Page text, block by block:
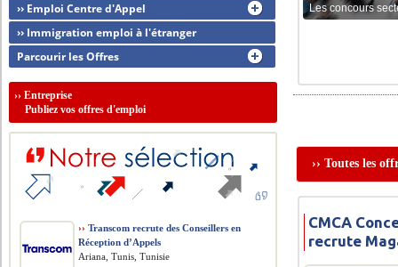
Les concours
›› Toutes les
CMCA
recrute
›› Emploi Centre d'Appel
›› Immigration emploi à l'étranger
Parcourir les Offres
››Entreprise
Publiez vos offres d'emploi
›› Transcom recrute des Conseillers en
Réception d’Appels
Ariana, Tunis, Tunisie